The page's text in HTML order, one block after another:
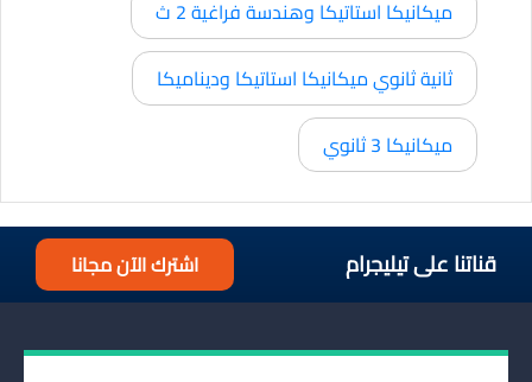
ميكانيكا استاتيكا وهندسة فراغية 2 ث
ثانية ثانوي ميكانيكا استاتيكا وديناميكا
ميكانيكا 3 ثانوي
قناتنا على تيليجرام اشترك الآن مجانا